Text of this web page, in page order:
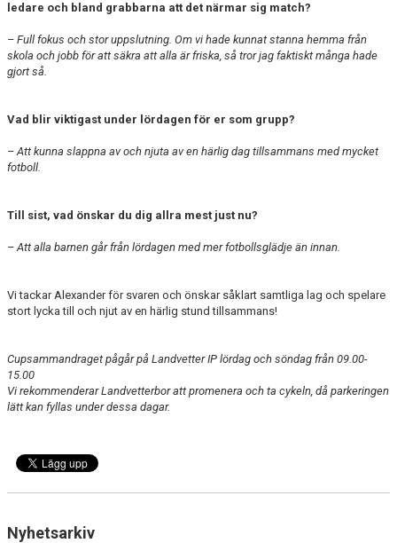
ledare och bland grabbarna att det närmar sig match?
– Full fokus och stor uppslutning. Om vi hade kunnat stanna hemma från
skola och jobb för att säkra att alla är friska, så tror jag faktiskt många hade
gjort så.
Vad blir viktigast under lördagen för er som grupp?
– Att kunna slappna av och njuta av en härlig dag tillsammans med mycket
fotboll.
Till sist, vad önskar du dig allra mest just nu?
– Att alla barnen går från lördagen med mer fotbollsglädje än innan.
Vi tackar Alexander för svaren och önskar såklart samtliga lag och spelare
stort lycka till och njut av en härlig stund tillsammans!
Cupsammandraget pågår på Landvetter IP lördag och söndag från 09.00-
15.00
Vi rekommenderar Landvetterbor att promenera och ta cykeln, då parkeringen
lätt kan fyllas under dessa dagar.
Nyhetsarkiv